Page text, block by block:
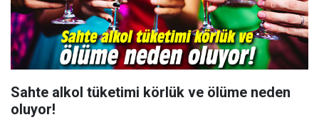
Sahte alkol tüketimi körlük ve ölüme neden
oluyor!